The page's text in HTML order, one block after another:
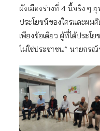
ผังเมืองร่างที่ 4 นี้จริง ๆ
ประโยชน์ของใครและผม
เพียงข้อเดียว ผู้ที่ได้ประโ
ไม่ใช่ประชาชน” นายกรณ์